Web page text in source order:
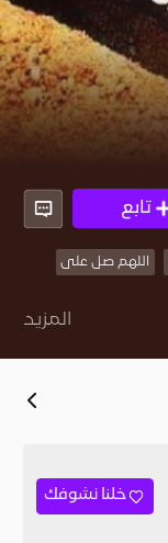
تابع
اللهم صل على
المزيد
خلنا نشوفك